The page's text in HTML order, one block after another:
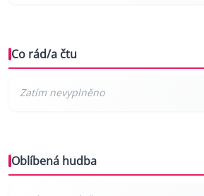
Co rád/a čtu
Oblíbená hudba